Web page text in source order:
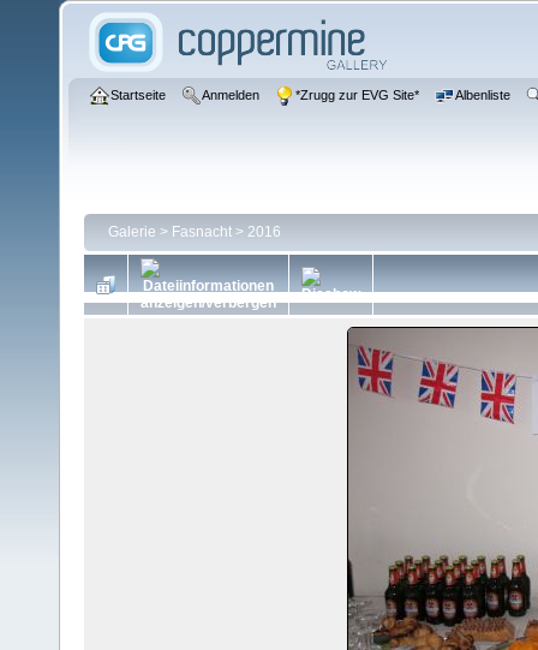
Startseite Anmelden *Zrugg zur EVG Site* Albenliste
Galerie > Fasnacht > 2016